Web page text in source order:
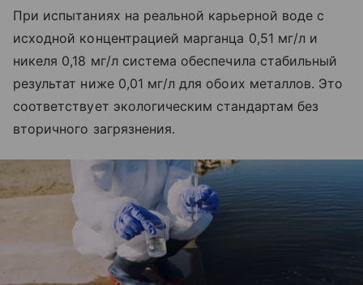
При испытаниях на реальной карьерной воде с
исходной концентрацией марганца 0,51 мг/л и
никеля 0,18 мг/л система обеспечила стабильный
результат ниже 0,01 мг/л для обоих металлов. Это
соответствует экологическим стандартам без
вторичного загрязнения.